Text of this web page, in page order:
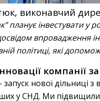
виконавчий
планує інвестувати
впровадження
політиці, які
компанії
нової дільниці з
у СНД. Ми